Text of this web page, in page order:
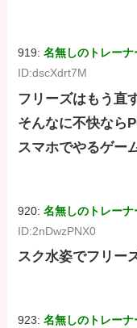
919:名無しのトレーナ
ID:dscXdrt7M
フリーズはもう直
そんなに不快なら
スマホでやるゲー
920:名無しのトレーナ
ID:2nDwzPNX0
スク水姿でフリー
923:名無しのトレーナ